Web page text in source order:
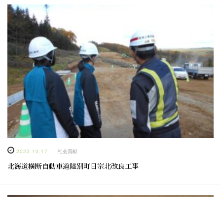
2023.10.17 社会貢献
北海道横断自動車道陸別町日宗北改良工事